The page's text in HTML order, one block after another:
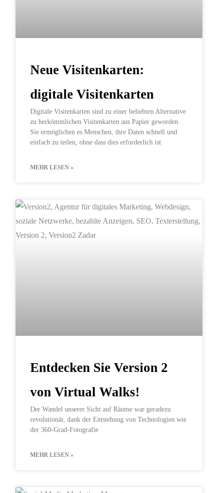
Neue Visitenkarten:
digitale Visitenkarten
Digitale Visitenkarten sind zu einer beliebten Alternative
zu herkömmlichen Visitenkarten aus Papier geworden.
Sie ermöglichen es Menschen, ihre Daten schnell und
einfach zu teilen, ohne dass dies erforderlich ist
MEHR LESEN »
Entdecken Sie Version 2
von Virtual Walks!
Der Wandel unserer Sicht auf Räume war geradezu
revolutionär, dank der Entstehung von Technologien wie
der 360-Grad-Fotografie
MEHR LESEN »